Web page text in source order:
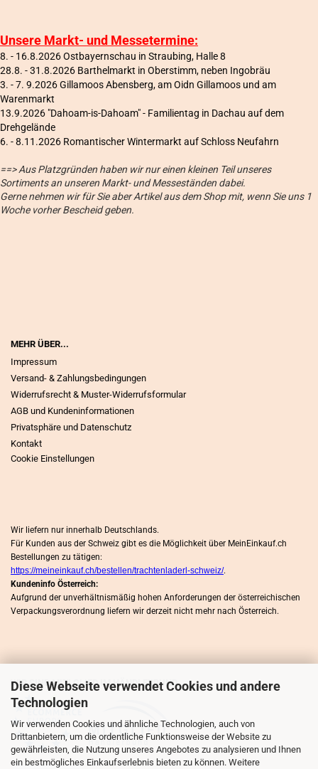
Diese Webseite verwendet Cookies und andere
Technologien
Wir verwenden Cookies und ähnliche Technologien, auch von
Drittanbietern, um die ordentliche Funktionsweise der Website zu
gewährleisten, die Nutzung unseres Angebotes zu analysieren und Ihnen
ein bestmögliches Einkaufserlebnis bieten zu können. Weitere
Unsere Markt- und Messetermine:
8. - 16.8.2026 Ostbayernschau in Straubing, Halle 8
28.8. - 31.8.2026 Barthelmarkt in Oberstimm, neben Ingobräu
3. - 7. 9.2026 Gillamoos Abensberg, am Oidn Gillamoos und am
Warenmarkt
13.9.2026 "Dahoam-is-Dahoam" - Familientag in Dachau auf dem
Drehgelände
6. - 8.11.2026 Romantischer Wintermarkt auf Schloss Neufahrn
==> Aus Platzgründen haben wir nur einen kleinen Teil unseres
Sortiments an unseren Markt- und Messeständen dabei.
Gerne nehmen wir für Sie aber Artikel aus dem Shop mit, wenn Sie uns 1
Woche vorher Bescheid geben.
MEHR ÜBER...
Impressum
Versand- & Zahlungsbedingungen
Widerrufsrecht & Muster-Widerrufsformular
AGB und Kundeninformationen
Privatsphäre und Datenschutz
Kontakt
Cookie Einstellungen
Wir liefern nur innerhalb Deutschlands.
Für Kunden aus der Schweiz gibt es die Möglichkeit über MeinEinkauf.ch
Bestellungen zu tätigen:
https://meineinkauf.ch/bestellen/trachtenladerl-schweiz/.
Kundeninfo Österreich:
Aufgrund der unverhältnismäßig hohen Anforderungen der österreichischen
Verpackungsverordnung liefern wir derzeit nicht mehr nach Österreich.
WIR SIND MITLGLIED IM HÄNDLERBUND